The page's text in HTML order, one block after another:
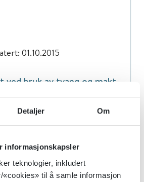
Detaljer Om
informasjonskapsler
teknologier, inkludert
«cookies» til å samle informasjon
01.10.2015
ved bruk av tvang og makt
personer med psykisk
– helse- og
kapittel 9 –